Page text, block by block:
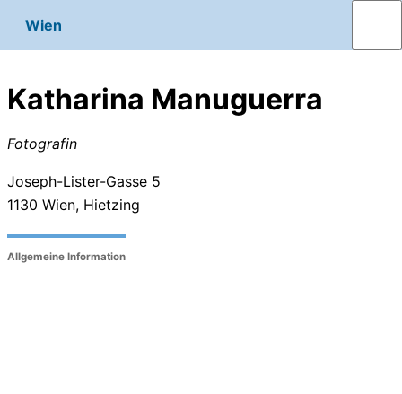
Wien
Katharina Manuguerra
Fotografin
Joseph-Lister-Gasse 5
1130 Wien, Hietzing
Allgemeine Information